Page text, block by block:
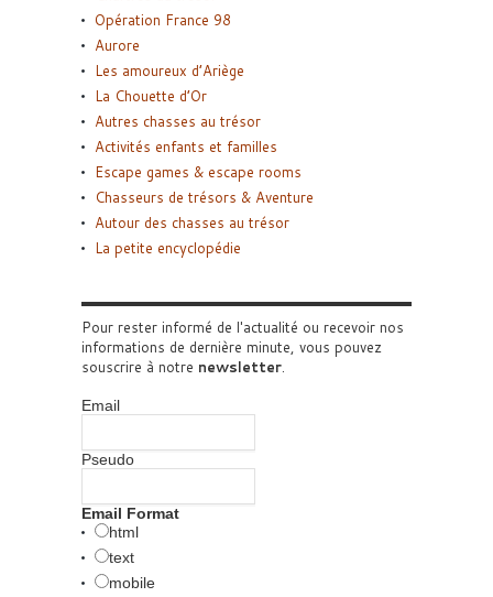
Opération France 98
Aurore
Les amoureux d’Ariège
La Chouette d’Or
Autres chasses au trésor
Activités enfants et familles
Escape games & escape rooms
Chasseurs de trésors & Aventure
Autour des chasses au trésor
La petite encyclopédie
Pour rester informé de l'actualité ou recevoir nos
informations de dernière minute, vous pouvez
souscrire à notre newsletter.
Email
Pseudo
Email Format
html
text
mobile